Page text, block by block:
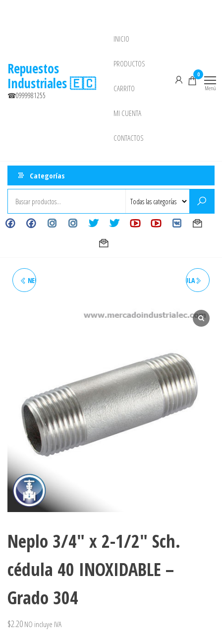
Repuestos
Industriales 🇪🇨
☎0999981255
INICIO
PRODUCTOS
CARRITO
MI CUENTA
CONTACTOS
0
Menú
Categorías
NEPLO 3/4" X 2" SCH. CÉDULA NEPLO 3/4" X 3" SCH. CÉDULA
Neplo 3/4″ x 2-1/2″ Sch.
cédula 40 INOXIDABLE –
Grado 304
$2.20 NO incluye IVA